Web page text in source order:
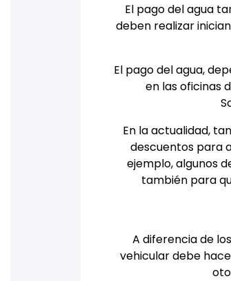
El pago del agua
deben realizar
El pago del agua,
en las oficinas
En la actualidad,
descuentos para
ejemplo, algunos
también para
A diferencia de
vehicular debe